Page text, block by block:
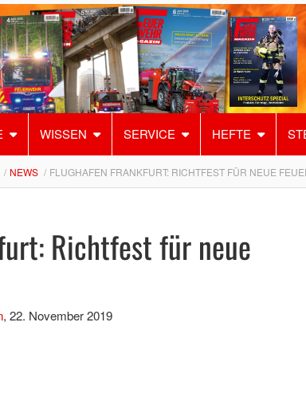
WISSEN SERVICE HEFTE
NEWS FLUGHAFEN FRANKFURT: RICHTFEST FÜR NEUE
Richtfest für neue
, 22. November 2019